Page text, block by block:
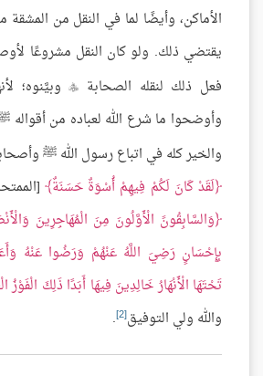
الأماكن، وأيضًا لما في النقل من
يقتضي ذلك. ولو كان النقل مشروعًا
فعل ذلك لنقله الصحابة
وبيَّنوه؛
وأوضحوا ما شرع الله لعباده من أقواله ﷺ
والخير كله في اتباع رسول الله ﷺ
لَقَدْ كَانَ لَكُمْ فِيهِمْ أُسْوَةٌ حَسَنَةٌ [الممتحنة:6]
وَالسَّابِقُونََ الْأَوَّلُونَ مِنَ الْمُهَاجِرِينَ
بِإِحْسَانٍ رَضِيَ اللَّهُ عَنْهُمْ وَرَضُوا عَنْهُ
تَحْتَهَا الْأَنْهَارُ خَالِدِينَ فِيهَا أَبَدًا ذَلِكَ الْفَوْزُ
والله ولي التوفيق[2]
.